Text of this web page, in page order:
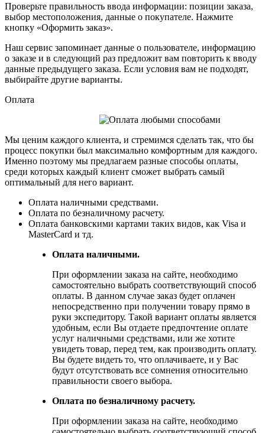
Проверьте правильность ввода информации: позиции заказа,
выбор местоположения, данные о покупателе. Нажмите
кнопку «Оформить заказ».
Наш сервис запоминает данные о пользователе, информацию
о заказе и в следующий раз предложит вам повторить к вводу
данные предыдущего заказа. Если условия вам не подходят,
выбирайте другие варианты.
Оплата
Мы ценим каждого клиента, и стремимся сделать так, что бы
процесс покупки был максимально комфортным для каждого.
Именно поэтому мы предлагаем разные способы оплаты,
среди которых каждый клиент сможет выбрать самый
оптимальный для него вариант.
Оплата наличными средствами.
Оплата по безналичному расчету.
Оплата банковскими картами таких видов, как Visa и
MasterCard и тд.
Оплата наличными.
При оформлении заказа на сайте, необходимо
самостоятельно выбрать соответствующий способ
оплаты. В данном случае заказ будет оплачен
непосредственно при получении товару прямо в
руки экспедитору. Такой вариант оплаты является
удобным, если Вы отдаете предпочтение оплате
услуг наличными средствами, или же хотите
увидеть товар, перед тем, как производить оплату.
Вы будете видеть то, что оплачиваете, и у Вас
будут отсутствовать все сомнения относительно
правильности своего выбора.
Оплата по безналичному расчету.
При оформлении заказа на сайте, необходимо